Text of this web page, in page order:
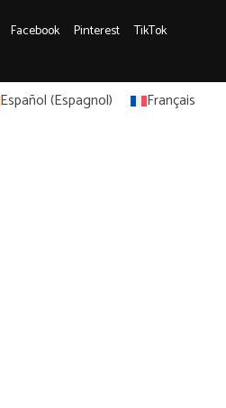
Facebook Pinterest TikTok
Español(Espagnol) Français